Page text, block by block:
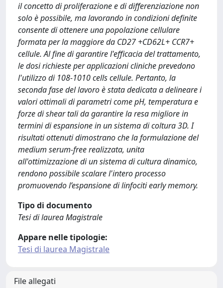
il concetto di proliferazione e di differenziazione non
solo è possibile, ma lavorando in condizioni definite
consente di ottenere una popolazione cellulare
formata per la maggiore da CD27 +CD62L+ CCR7+
cellule. Al fine di garantire l'efficacia del trattamento,
le dosi richieste per applicazioni cliniche prevedono
l'utilizzo di 108-1010 cells cellule. Pertanto, la
seconda fase del lavoro è stata dedicata a delineare i
valori ottimali di parametri come pH, temperatura e
forze di shear tali da garantire la resa migliore in
termini di espansione in un sistema di coltura 3D. I
risultati ottenuti dimostrano che la formulazione del
medium serum-free realizzata, unita
all'ottimizzazione di un sistema di cultura dinamico,
rendono possibile scalare l'intero processo
promuovendo l’espansione di linfociti early memory.
Tipo di documento
Tesi di laurea Magistrale
Appare nelle tipologie:
Tesi di laurea Magistrale
File allegati